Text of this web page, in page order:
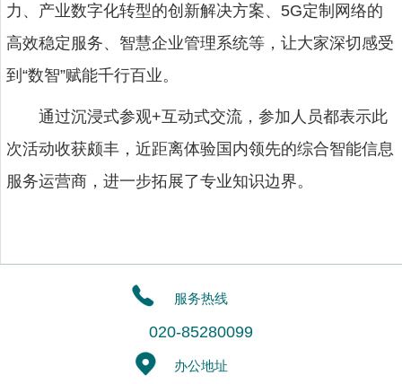
力、产业数字化转型的创新解决方案、5G定制网络的
高效稳定服务、智慧企业管理系统等，让大家深切感受
到“数智”赋能千行百业。
通过沉浸式参观+互动式交流，参加人员都表示此
次活动收获颇丰，近距离体验国内领先的综合智能信息
服务运营商，进一步拓展了专业知识边界。
服务热线
020-85280099
办公地址